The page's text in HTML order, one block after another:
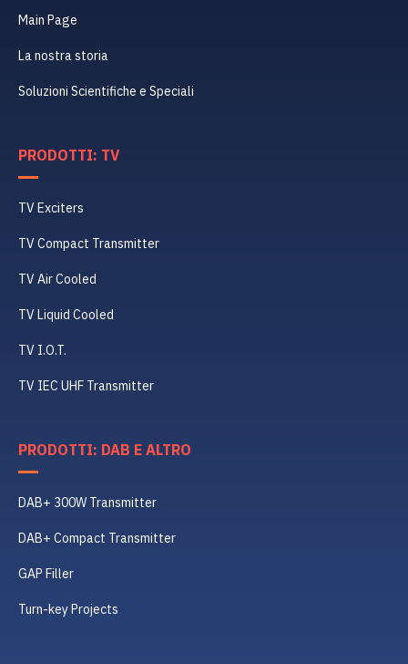
Main Page
La nostra storia
Soluzioni Scientifiche e Speciali
PRODOTTI: TV
TV Exciters
TV Compact Transmitter
TV Air Cooled
TV Liquid Cooled
TV I.O.T.
TV IEC UHF Transmitter
PRODOTTI: DAB E ALTRO
DAB+ 300W Transmitter
DAB+ Compact Transmitter
GAP Filler
Turn-key Projects